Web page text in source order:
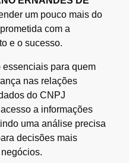
um pouco mais do
com a
e o sucesso.
essenciais para quem
nas relações
do CNPJ
a informações
uma análise precisa
decisões mais